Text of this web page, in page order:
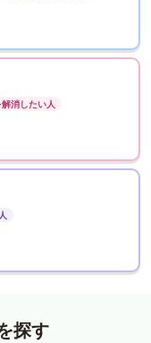
消したい人
探す